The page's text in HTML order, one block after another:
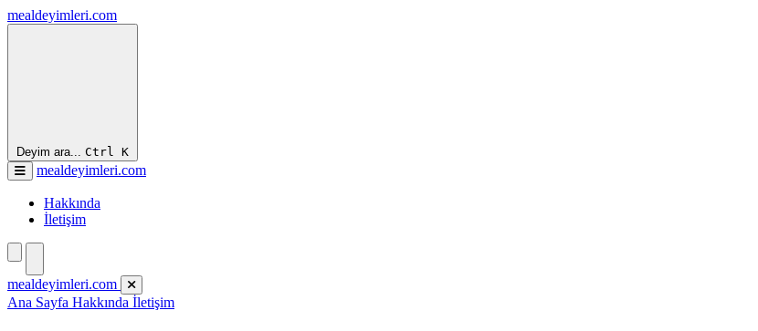
mealdeyimleri.com
Deyim ara... Ctrl K
mealdeyimleri.com
Hakkında
İletişim
mealdeyimleri.com
Ana Sayfa Hakkında İletişim